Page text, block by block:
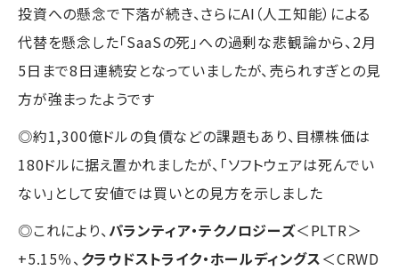
投資への懸念で下落が続き、さらにAI（人工知能）による
代替を懸念した「SaaSの死」への過剰な悲観論から、2月
5日まで8日連続安となっていましたが、売られすぎとの見
方が強まったようです
◎約1,300億ドルの負債などの課題もあり、目標株価は
180ドルに据え置かれましたが、「ソフトウェアは死んでい
ない」として安値では買いとの見方を示しました
◎これにより、 パランティア・テクノロジーズ＜PLTR＞
+5.15％、 クラウドストライク・ホールディングス＜CRWD